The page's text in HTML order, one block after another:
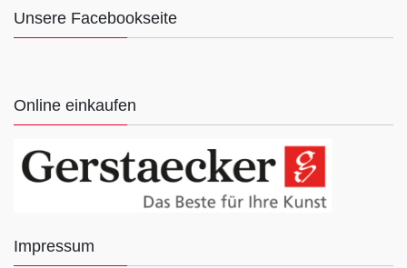
Unsere Facebookseite
Online einkaufen
Impressum